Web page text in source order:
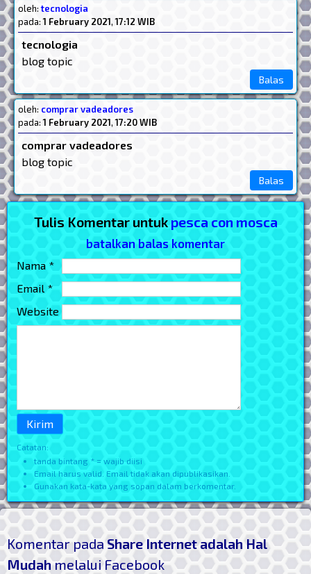
oleh:tecnologia
pada:1 February 2021,17:12 WIB
tecnologia
blog topic
Balas
oleh: comprar vadeadores
pada:1 February 2021,17:20 WIB
comprar vadeadores
blog topic
Balas
Tulis Komentar untuk pesca con mosca
batalkan balas komentar
Nama *
Email *
Website
Catatan:
tanda bintang * = wajib diisi
Email harus valid. Email tidak akan dipublikasikan.
Gunakan kata-kata yang sopan dalam berkomentar.
Komentar padaShare Internet adalah Hal
Mudahmelalui Facebook